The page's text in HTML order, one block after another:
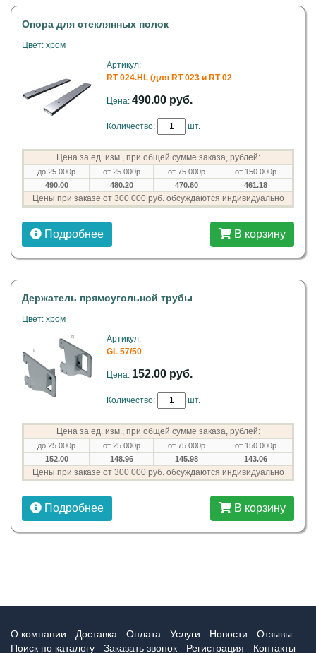
Опора для стеклянных полок
Цвет: хром
Артикул:
RT 024.HL (для RT 023 и RT 02
Цена: 490.00 руб.
Количество: шт.
Цена за ед. изм., при общей сумме заказа, рублей:
до 25 000р от 25 000р от 75 000р
от 150 000р
490.00
480.20 470.60 461.18
Цены при заказе от 300 000 руб. обсуждаются индивидуально
Подробнее В корзину
Держатель прямоугольной трубы
Цвет: хром
Артикул:
GL 57/50
Цена: 152.00 руб.
Количество: шт.
Цена за ед. изм., при общей сумме заказа, рублей:
до 25 000р от 25 000р от 75 000р
от 150 000р
152.00
148.96 145.98 143.06
Цены при заказе от 300 000 руб. обсуждаются индивидуально
Подробнее В корзину
О компании Доставка Оплата Услуги Новости
Отзывы
Поиск по каталогу
Заказать звонок Регистрация Контакты